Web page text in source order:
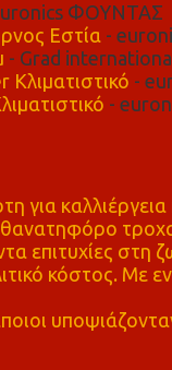
ΦΟΥΝΤΑΣ
Εστία-
- Grad
-
-
καλλιέργεια
επιτυχίες στη
κόστος. Με